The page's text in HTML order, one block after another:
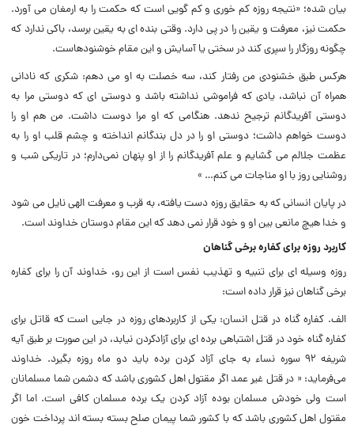
بیان شده؛ «نتیجه روزه کم خوری و کم گویی است که حکمت را به ارمغان می‌ آورد.
حکمت نیز، معرفت و یقین را در پی دارد. وقتی بنده‌ ای به یقین برسد، باکی ندارد که
چگونه روزگار را سپری کند در سختی یا آسایش و این مقام خوشنودهاست.
هرکس طبق خشنودی من رفتار کند، سه خصلت به او می‌ دهم: شکری که نادانی
همراه آن نباشد، یادی که فراموشی نداشته باشد و دوستی‌ ای که دوستی مرا به
دوستی آفریدگانم ترجیح ندهد. هنگامی که او مرا دوست داشت. من هم او را
دوست خواهم داشت؛ دوستی او را در دل بندگانم انداخته و چشم قلب او را به
عظمت جلالم می‌ گشایم و علم آفریدگانم را از او پنهان نمی‌دارم؛ در تاریکی شب و
روشنایی روز با او مناجات می‌ کنم… »
در پایان انسانی که به حقایق روزه دست یافته، به قرب و معرفت الهی نایل می‌ شود
و خدا هیچ مانعی بین او و خود قرار نمی‌ دهد که این مقام دوستان خداوند است.
کاربرد روزه برای کفاره برخی گناهان
روزه وسیله‌ ای برای تنبیه و تهذیب نفس است از این رو، خداوند آن را برای کفاره
برخی گناهان نیز قرار داده است:
الف. کفاره گناه در قتل انسان: یکی از کاربردهای روزه در جایی است که قاتل برای
کفاره گناه خود در قتل اشتباهی برده ای برای آزادکردن نیابد، در این صورت بر طبق آیه
شریفه 92 سوره نساء به جای آزاد کردن برده باید دو ماه روزه بگیرد. خداوند
می‌فرماید: « در قتل غیر عمد اگر مقتول اهل کشوری باشد که دشمن شما مسلمانان
است ولی خودش مسلمان بوده آزاد کردن یک برده مسلمان کافی است. اما اگر
مقتول اهل کشوری باشد که با کشور شما پیمان صلح بسته بسته اند پرداخت خون